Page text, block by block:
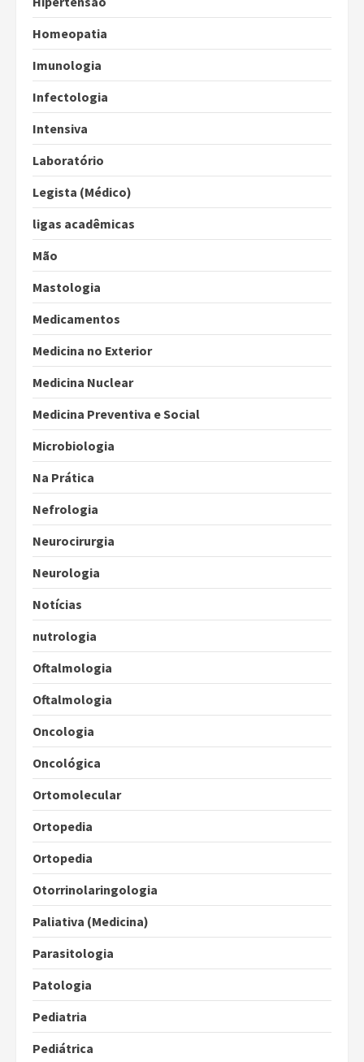
Homeopatia
Imunologia
Infectologia
Intensiva
Laboratório
Legista (Médico)
ligas acadêmicas
Mão
Mastologia
Medicamentos
Medicina no Exterior
Medicina Nuclear
Medicina Preventiva e Social
Microbiologia
Na Prática
Nefrologia
Neurocirurgia
Neurologia
Notícias
nutrologia
Oftalmologia
Oftalmologia
Oncologia
Oncológica
Ortomolecular
Ortopedia
Ortopedia
Otorrinolaringologia
Paliativa (Medicina)
Parasitologia
Patologia
Pediatria
Pediátrica